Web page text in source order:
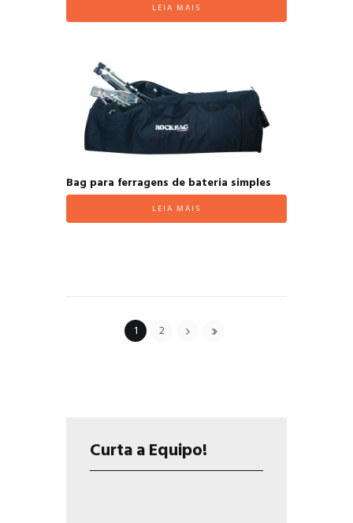
LEIA MAIS
Bag para ferragens de bateria simples
LEIA MAIS
1 2
Curta a Equipo!